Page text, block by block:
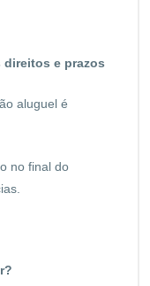
e prazos
aluguel é
no final do